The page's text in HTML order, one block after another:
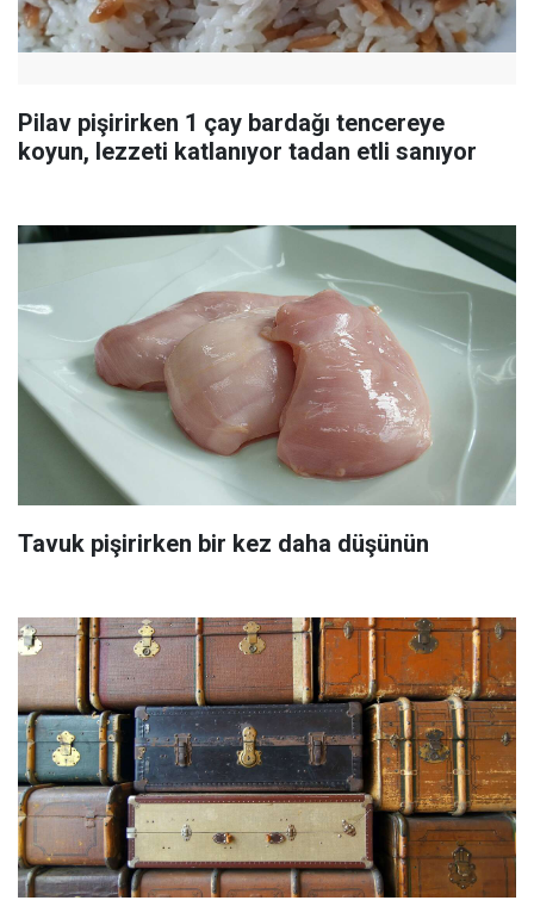
Pilav pişirirken 1 çay bardağı tencereye
koyun, lezzeti katlanıyor tadan etli sanıyor
Tavuk pişirirken bir kez daha düşünün